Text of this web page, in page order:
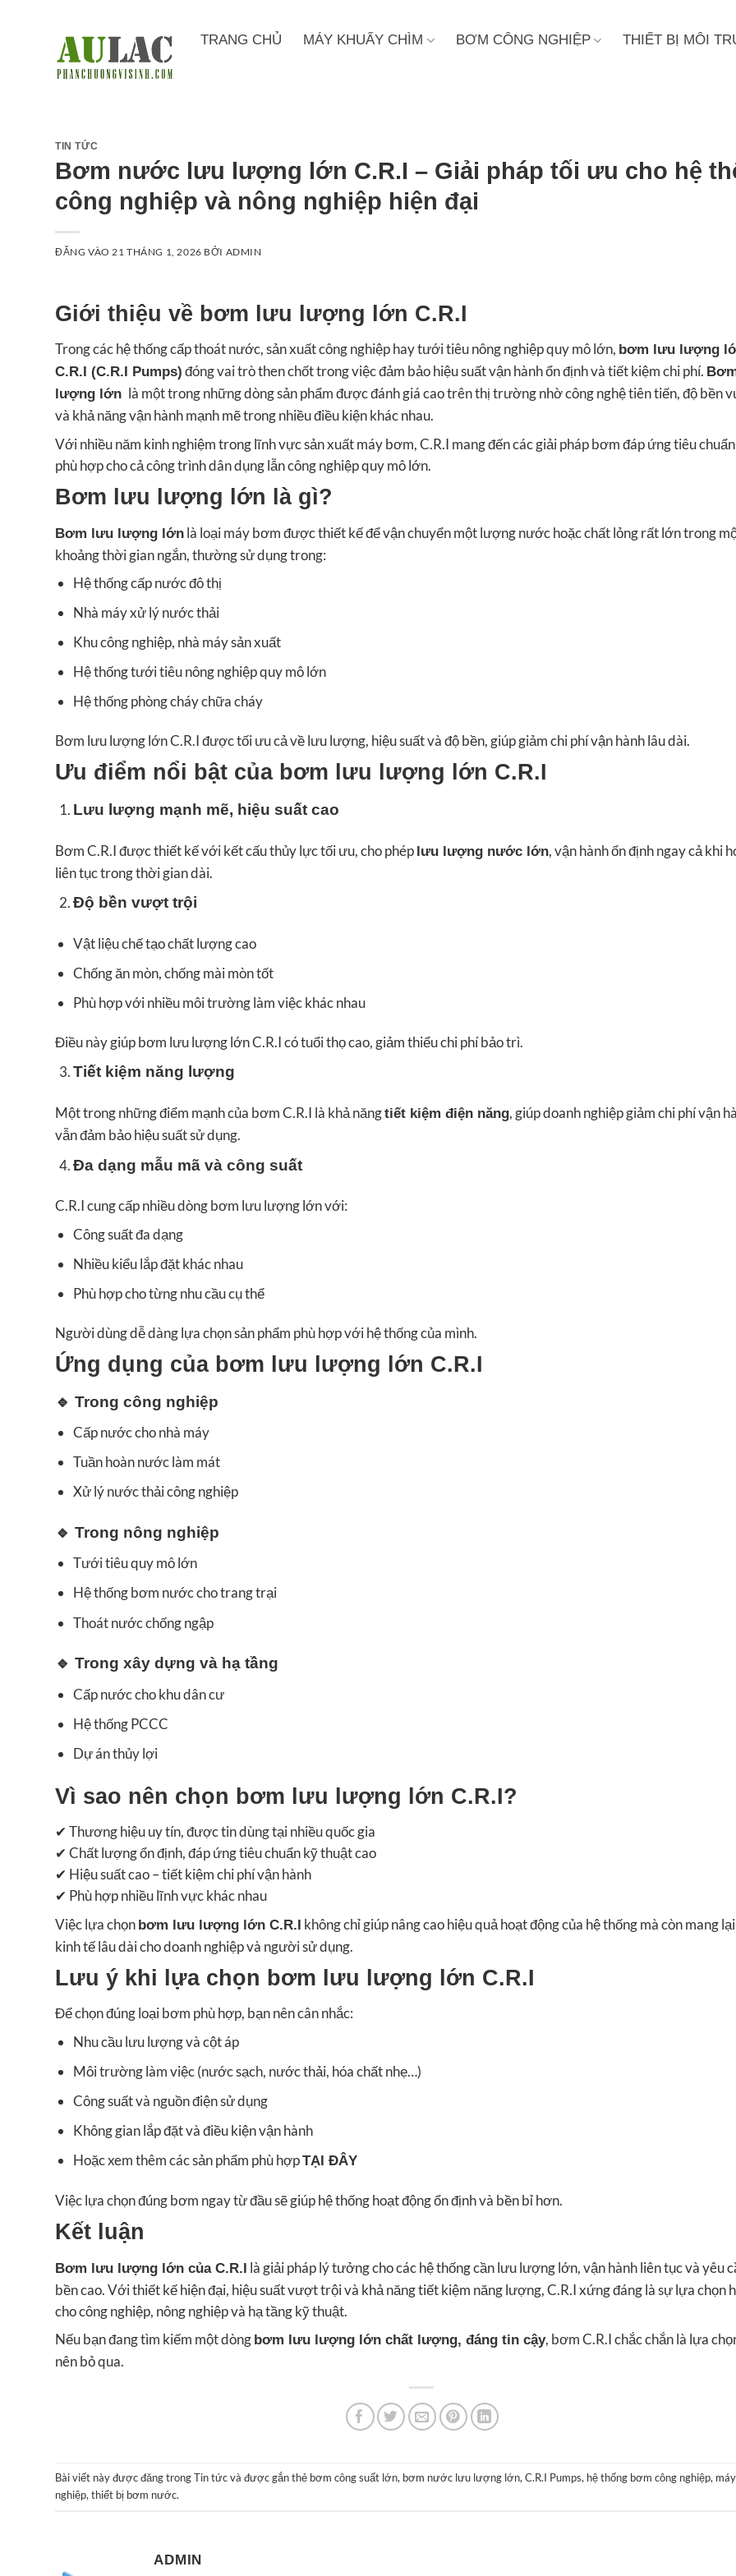
TRANG CHỦ MÁY KHUẤY CHÌM BƠM CÔNG NGHIỆP THIẾT BỊ MÔI
TIN TỨC
Bơm nước lưu lượng lớn C.R.I – Giải pháp tối ưu cho hệ
công nghiệp và nông nghiệp hiện đại
ĐĂNG VÀO21 THÁNG 1, 2026 BỞI ADMIN
Giới thiệu về bơm lưu lượng lớn C.R.I
Trong các hệ thống cấp thoát nước, sản xuất công nghiệp hay tưới tiêu nông nghiệp quy mô lớn, bơm lưu lượng
C.R.I (C.R.I Pumps) đóng vai trò then chốt trong việc đảm bảo hiệu suất vận hành ổn định và tiết kiệm chi phí.
lượng lớn là một trong những dòng sản phẩm được đánh giá cao trên thị trường nhờ công nghệ tiên tiến, độ bền
và khả năng vận hành mạnh mẽ trong nhiều điều kiện khác nhau.
Với nhiều năm kinh nghiệm trong lĩnh vực sản xuất máy bơm, C.R.I mang đến các giải pháp bơm đáp ứng tiêu
phù hợp cho cả công trình dân dụng lẫn công nghiệp quy mô lớn.
Bơm lưu lượng lớn là gì?
Bơm lưu lượng lớn là loại máy bơm được thiết kế để vận chuyển một lượng nước hoặc chất lỏng rất lớn trong
khoảng thời gian ngắn, thường sử dụng trong:
Hệ thống cấp nước đô thị
Nhà máy xử lý nước thải
Khu công nghiệp, nhà máy sản xuất
Hệ thống tưới tiêu nông nghiệp quy mô lớn
Hệ thống phòng cháy chữa cháy
Bơm lưu lượng lớn C.R.I được tối ưu cả về lưu lượng, hiệu suất và độ bền, giúp giảm chi phí vận hành lâu dài.
Ưu điểm nổi bật của bơm lưu lượng lớn C.R.I
Lưu lượng mạnh mẽ, hiệu suất cao
Bơm C.R.I được thiết kế với kết cấu thủy lực tối ưu, cho phép lưu lượng nước lớn, vận hành ổn định ngay cả khi
liên tục trong thời gian dài.
Độ bền vượt trội
Vật liệu chế tạo chất lượng cao
Chống ăn mòn, chống mài mòn tốt
Phù hợp với nhiều môi trường làm việc khác nhau
Điều này giúp bơm lưu lượng lớn C.R.I có tuổi thọ cao, giảm thiểu chi phí bảo trì.
Tiết kiệm năng lượng
Một trong những điểm mạnh của bơm C.R.I là khả năngtiết kiệm điện năng, giúp doanh nghiệp giảm chi phí vận
vẫn đảm bảo hiệu suất sử dụng.
Đa dạng mẫu mã và công suất
C.R.I cung cấp nhiều dòng bơm lưu lượng lớn với:
Công suất đa dạng
Nhiều kiểu lắp đặt khác nhau
Phù hợp cho từng nhu cầu cụ thể
Người dùng dễ dàng lựa chọn sản phẩm phù hợp với hệ thống của mình.
Ứng dụng của bơm lưu lượng lớn C.R.I
🔹 Trong công nghiệp
Cấp nước cho nhà máy
Tuần hoàn nước làm mát
Xử lý nước thải công nghiệp
🔹 Trong nông nghiệp
Tưới tiêu quy mô lớn
Hệ thống bơm nước cho trang trại
Thoát nước chống ngập
🔹 Trong xây dựng và hạ tầng
Cấp nước cho khu dân cư
Hệ thống PCCC
Dự án thủy lợi
Vì sao nên chọn bơm lưu lượng lớn C.R.I?
✔ Thương hiệu uy tín, được tin dùng tại nhiều quốc gia
✔ Chất lượng ổn định, đáp ứng tiêu chuẩn kỹ thuật cao
✔ Hiệu suất cao – tiết kiệm chi phí vận hành
✔ Phù hợp nhiều lĩnh vực khác nhau
Việc lựa chọn bơm lưu lượng lớn C.R.I không chỉ giúp nâng cao hiệu quả hoạt động của hệ thống mà còn mang
kinh tế lâu dài cho doanh nghiệp và người sử dụng.
Lưu ý khi lựa chọn bơm lưu lượng lớn C.R.I
Để chọn đúng loại bơm phù hợp, bạn nên cân nhắc:
Nhu cầu lưu lượng và cột áp
Môi trường làm việc (nước sạch, nước thải, hóa chất nhẹ…)
Công suất và nguồn điện sử dụng
Không gian lắp đặt và điều kiện vận hành
Hoặc xem thêm các sản phẩm phù hợpTẠI ĐÂY
Việc lựa chọn đúng bơm ngay từ đầu sẽ giúp hệ thống hoạt động ổn định và bền bỉ hơn.
Kết luận
Bơm lưu lượng lớn của C.R.I là giải pháp lý tưởng cho các hệ thống cần lưu lượng lớn, vận hành liên tục và yêu
bền cao. Với thiết kế hiện đại, hiệu suất vượt trội và khả năng tiết kiệm năng lượng, C.R.I xứng đáng là sự lựa chọn
cho công nghiệp, nông nghiệp và hạ tầng kỹ thuật.
Nếu bạn đang tìm kiếm một dòng bơm lưu lượng lớn chất lượng, đáng tin cậy, bơm C.R.I chắc chắn là lựa
nên bỏ qua.
Bài viết này được đăng trongTin tứcvà được gắn thẻ bơm công suất lớn, bơm nước lưu lượng lớn, C.R.I Pumps, hệ thống bơm công nghiệp,
nghiệp, thiết bị bơm nước.
ADMIN